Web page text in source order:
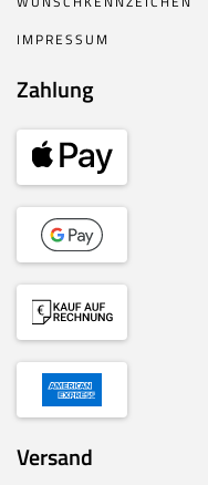
IMPRESSUM
Zahlung
Versand